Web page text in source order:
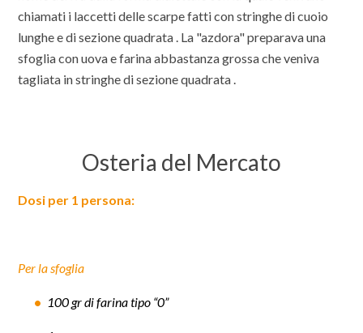
chiamati i laccetti delle scarpe fatti con stringhe di cuoio
lunghe e di sezione quadrata . La "azdora" preparava una
sfoglia con uova e farina abbastanza grossa che veniva
tagliata in stringhe di sezione quadrata .
Osteria del Mercato
Dosi per 1 persona:
Per la sfoglia
100 gr di farina tipo “0”